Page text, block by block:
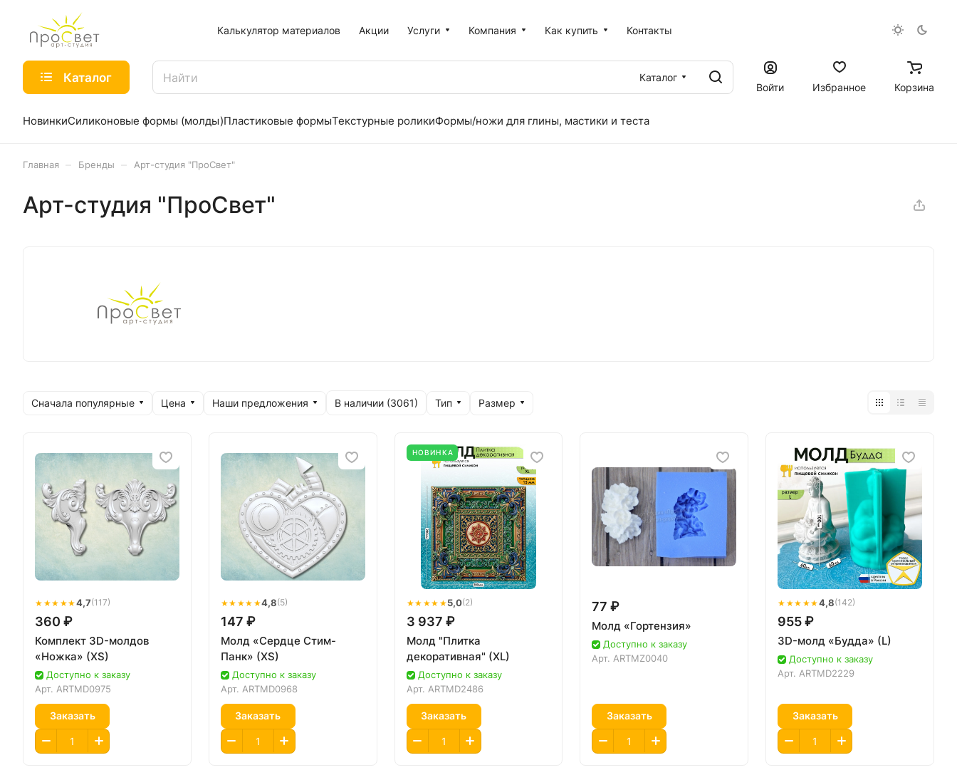
Калькулятор материалов Акции Услуги Компания Как купить Контакты
Каталог
Каталог
Войти
Избранное Корзина
НовинкиСиликоновые формы (молды)Пластиковые формыТекстурные роликиФормы/ножи для глины, мастики и теста
Главная Бренды Арт-студия "ПроСвет"
Арт-студия "ПроСвет"
Сначала популярные Цена Наши предложения В наличии (3061) Тип Размер
★★★★★4,7(117)
360 ₽
Комплект 3D-молдов
«Ножка» (XS)
Доступно к заказу
Арт. ARTMD0975
Заказать
★★★★★4,8(5)
147 ₽
Молд «Сердце Стим-
Панк» (XS)
Доступно к заказу
Арт. ARTMD0968
Заказать
НОВИНКА
★★★★★5,0(2)
3 937 ₽
Молд "Плитка
декоративная" (XL)
Доступно к заказу
Арт. ARTMD2486
Заказать
77 ₽
Молд «Гортензия»
Доступно к заказу
Арт. ARTMZ0040
Заказать
★★★★★4,8(142)
955 ₽
3D-молд «Будда» (L)
Доступно к заказу
Арт. ARTMD2229
Заказать